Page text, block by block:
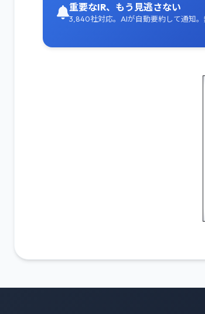
重要なIR、もう見逃さない
3,840社対応。AIが自動要約して通知。